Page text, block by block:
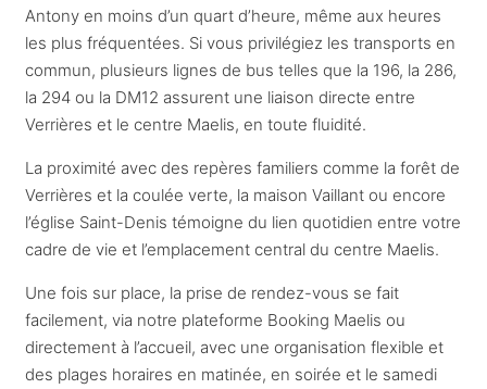
Antony en moins d’un quart d’heure, même aux heures
les plus fréquentées. Si vous privilégiez les transports en
commun, plusieurs lignes de bus telles que la 196, la 286,
la 294 ou la DM12 assurent une liaison directe entre
Verrières et le centre Maelis, en toute fluidité.
La proximité avec des repères familiers comme la forêt de
Verrières et la coulée verte, la maison Vaillant ou encore
l’église Saint-Denis témoigne du lien quotidien entre votre
cadre de vie et l’emplacement central du centre Maelis.
Une fois sur place, la prise de rendez-vous se fait
facilement, via notre plateforme Booking Maelis ou
directement à l’accueil, avec une organisation flexible et
des plages horaires en matinée, en soirée et le samedi